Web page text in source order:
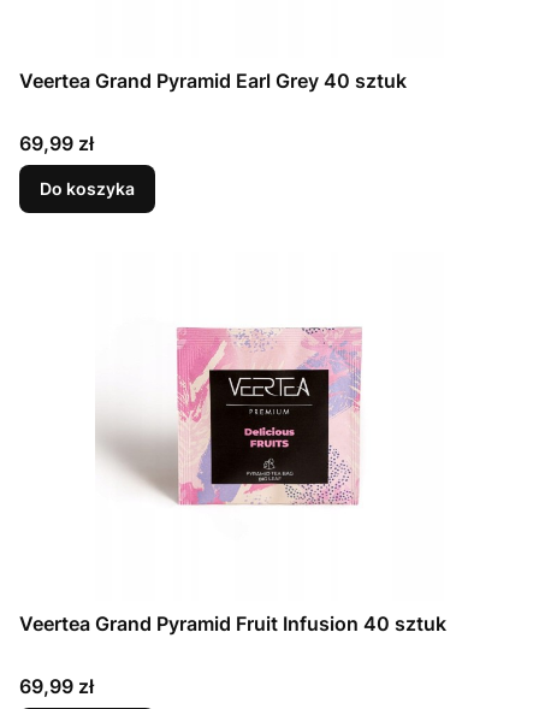
Veertea Grand Pyramid Earl Grey 40 sztuk
Cena
69,99 zł
Do koszyka
Veertea Grand Pyramid Fruit Infusion 40 sztuk
Cena
69,99 zł